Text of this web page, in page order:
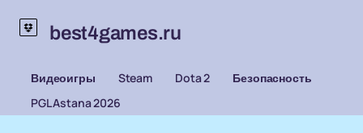
best4games.ru
Видеоигры Steam Dota 2
Безопасность
PGL Astana 2026